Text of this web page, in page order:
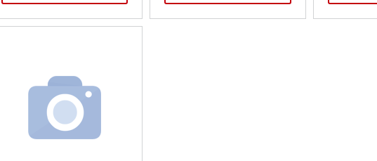
Мяч для регби Gilbert Replica